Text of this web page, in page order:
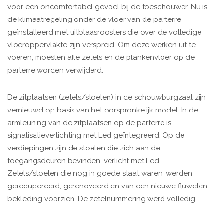
voor een oncomfortabel gevoel bij de toeschouwer. Nu is
de klimaatregeling onder de vloer van de parterre
geïnstalleerd met uitblaasroosters die over de volledige
vloeroppervlakte zijn verspreid. Om deze werken uit te
voeren, moesten alle zetels en de plankenvloer op de
parterre worden verwijderd.
De zitplaatsen (zetels/stoelen) in de schouwburgzaal zijn
vernieuwd op basis van het oorspronkelijk model. In de
armleuning van de zitplaatsen op de parterre is
signalisatieverlichting met Led geïntegreerd. Op de
verdiepingen zijn de stoelen die zich aan de
toegangsdeuren bevinden, verlicht met Led.
Zetels/stoelen die nog in goede staat waren, werden
gerecupereerd, gerenoveerd en van een nieuwe fluwelen
bekleding voorzien. De zetelnummering werd volledig